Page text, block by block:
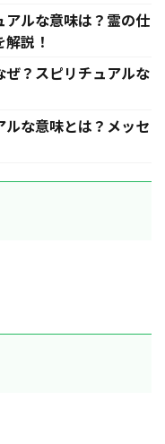
ルな意味は？霊の仕
説！
？スピリチュアルな
な意味とは？メッセ